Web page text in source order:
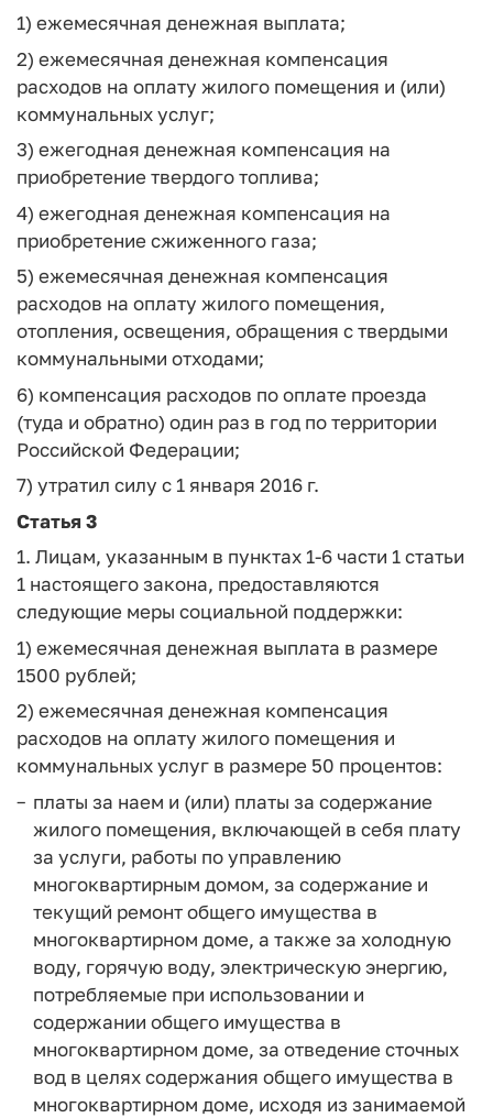
1) ежемесячная денежная выплата;
2) ежемесячная денежная компенсация
расходов на оплату жилого помещения и (или)
коммунальных услуг;
3) ежегодная денежная компенсация на
приобретение твердого топлива;
4) ежегодная денежная компенсация на
приобретение сжиженного газа;
5) ежемесячная денежная компенсация
расходов на оплату жилого помещения,
отопления, освещения, обращения с твердыми
коммунальными отходами;
6) компенсация расходов по оплате проезда
(туда и обратно) один раз в год по территории
Российской Федерации;
7) утратил силу с 1 января 2016 г.
Статья 3
1. Лицам, указанным в пунктах 1-6 части 1 статьи
1 настоящего закона, предоставляются
следующие меры социальной поддержки:
1) ежемесячная денежная выплата в размере
1500 рублей;
2) ежемесячная денежная компенсация
расходов на оплату жилого помещения и
коммунальных услуг в размере 50 процентов:
платы за наем и (или) платы за содержание
жилого помещения, включающей в себя плату
за услуги, работы по управлению
многоквартирным домом, за содержание и
текущий ремонт общего имущества в
многоквартирном доме, а также за холодную
воду, горячую воду, электрическую энергию,
потребляемые при использовании и
содержании общего имущества в
многоквартирном доме, за отведение сточных
вод в целях содержания общего имущества в
многоквартирном доме, исходя из занимаемой